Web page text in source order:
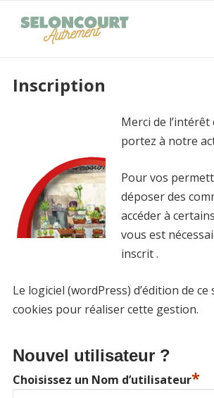
Inscription
Merci de l’intérêt
portez à notre
Pour vos
déposer des
accéder à
vous est
inscrit .
Le logiciel (wordPress) d’édition de
cookies pour réaliser cette gestion.
Nouvel utilisateur ?
Choisissez un Nom d’utilisateur*